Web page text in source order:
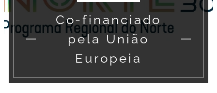
Co-financiado
pela União
Europeia